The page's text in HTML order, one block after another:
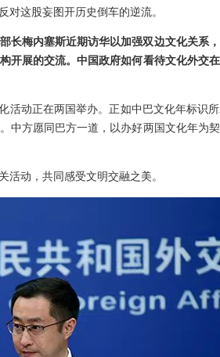
对这股妄图开历史倒车的逆流。
长梅内塞斯近期访华以加强双边文化关系
开展的交流。中国政府如何看待文化外交
活动正在两国举办。正如中巴文化年标识
中方愿同巴方一道，以办好两国文化年为
活动，共同感受文明交融之美。